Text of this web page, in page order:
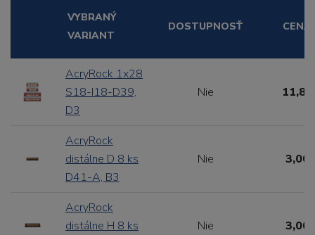
VYBRANÝ
VARIANT
DOSTUPNOSŤ CENA
AcryRock 1x28
S18-I18-D39,
D3
Nie
AcryRock
distálne D 8 ks
D41-A, B3
Nie 3,00
AcryRock
distálne H 8 ks
Nie 3,00